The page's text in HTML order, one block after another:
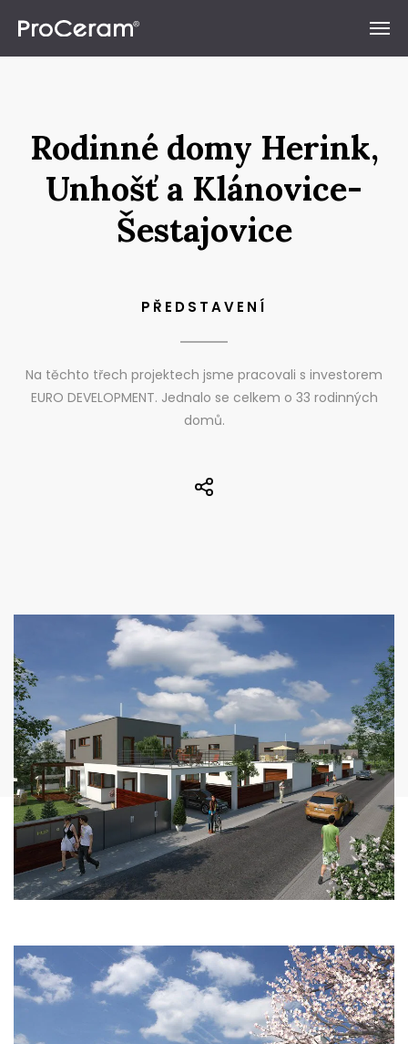
Rodinné domy Herink,
Unhošť a Klánovice-
Šestajovice
PŘEDSTAVENÍ
Na těchto třech projektech jsme pracovali s investorem
EURO DEVELOPMENT. Jednalo se celkem o 33 rodinných
domů.